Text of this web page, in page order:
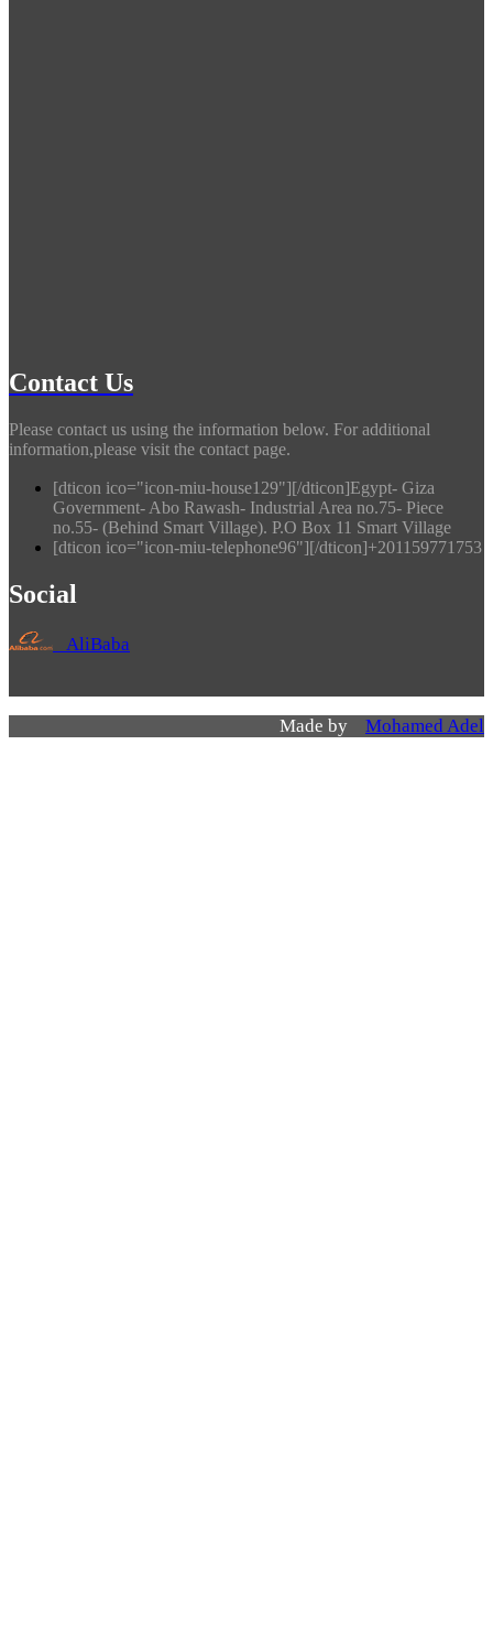
Contact Us
Please contact us using the information below. For additional
information,please visit the contact page.
[dticon ico="icon-miu-house129"][/dticon]Egypt- Giza
Government- Abo Rawash- Industrial Area no.75- Piece
no.55- (Behind Smart Village). P.O Box 11 Smart Village
[dticon ico="icon-miu-telephone96"][/dticon]+201159771753
Social
AliBaba
Made by Mohamed Adel